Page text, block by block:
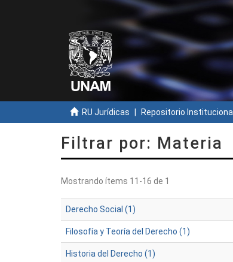
RU Jurídicas Repositorio Institucional
Filtrar por: Materia
Mostrando ítems 11-16 de 1
Derecho Social (1)
Filosofía y Teoría del Derecho (1)
Historia del Derecho (1)